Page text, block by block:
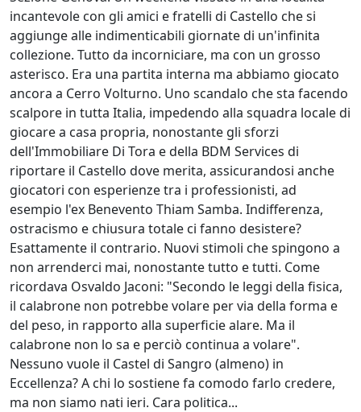
incantevole con gli amici e fratelli di Castello che si
aggiunge alle indimenticabili giornate di un'infinita
collezione. Tutto da incorniciare, ma con un grosso
asterisco. Era una partita interna ma abbiamo giocato
ancora a Cerro Volturno. Uno scandalo che sta facendo
scalpore in tutta Italia, impedendo alla squadra locale di
giocare a casa propria, nonostante gli sforzi
dell'Immobiliare Di Tora e della BDM Services di
riportare il Castello dove merita, assicurandosi anche
giocatori con esperienze tra i professionisti, ad
esempio l'ex Benevento Thiam Samba. Indifferenza,
ostracismo e chiusura totale ci fanno desistere?
Esattamente il contrario. Nuovi stimoli che spingono a
non arrenderci mai, nonostante tutto e tutti. Come
ricordava Osvaldo Jaconi: "Secondo le leggi della fisica,
il calabrone non potrebbe volare per via della forma e
del peso, in rapporto alla superficie alare. Ma il
calabrone non lo sa e perciò continua a volare".
Nessuno vuole il Castel di Sangro (almeno) in
Eccellenza? A chi lo sostiene fa comodo farlo credere,
ma non siamo nati ieri. Cara politica...